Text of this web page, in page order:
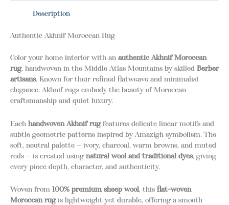
Description
Authentic Akhnif Moroccan Rug
Color your home interior with an authentic Akhnif Moroccan
rug, handwoven in the Middle Atlas Mountains by skilled Berber
artisans. Known for their refined flatweave and minimalist
elegance, Akhnif rugs embody the beauty of Moroccan
craftsmanship and quiet luxury.
Each handwoven Akhnif rugfeatures delicate linear motifs and
subtle geometric patterns inspired by Amazigh symbolism. The
soft, neutral palette — ivory, charcoal, warm browns, and muted
reds — is created using natural wool and traditional dyes, giving
every piece depth, character, and authenticity.
Woven from 100% premium sheep wool, this flat-woven
Moroccan rugis lightweight yet durable, offering a smooth